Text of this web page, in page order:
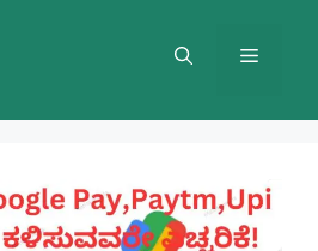
Menu